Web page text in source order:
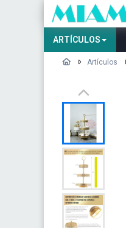
ARTÍCULOS
Artículos